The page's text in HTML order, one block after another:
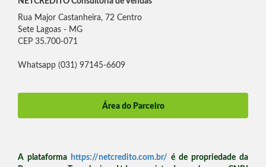
Rua Major Castanheira, 72 Centro
Sete Lagoas - MG
CEP 35.700-071
Whatsapp (031) 97145-6609
Área do Parceiro
A plataforma https://netcredito.com.br/ é de propriedade da